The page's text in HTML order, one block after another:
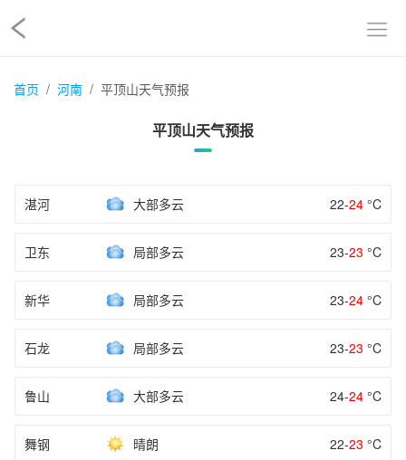
首页 河南 平顶山天气预报
平顶山天气预报
湛河 大部多云 22-24 °C
卫东 局部多云 23-23 °C
新华 局部多云 23-24 °C
石龙 局部多云 23-23 °C
鲁山 大部多云 24-24 °C
舞钢 晴朗 22-23 °C